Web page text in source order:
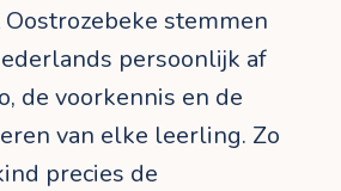
stemmen
persoonlijk af
de voorkennis en de
van elke leerling. Zo
precies de